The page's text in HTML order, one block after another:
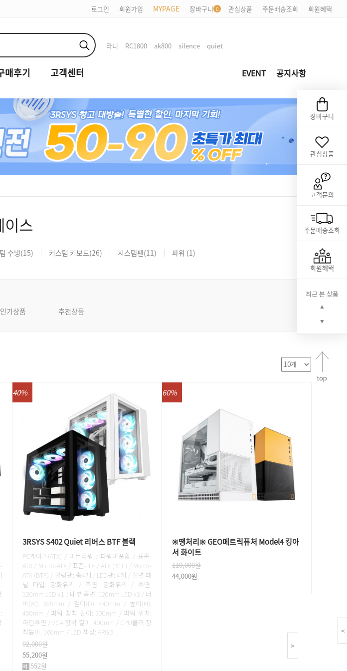
로그인 회원가입 MYPAGE 장바구니 관심상품 주문배송조회 회원혜택
라니 RC1800 ak800 silence quiet
매후기 고객센터 EVENT 공지사항
이스
수냉(15) 커스텀 키보드(26) 시스템팬(11) 파워 (1)
인기상품 추천상품
3RSYS S402 Quiet 리버스 BTF 블랙
PC케이스(ATX) / 미들타워 / 파워미포함 / 표준-
ATX / Micro-ATX / 표준-ITX / ATX (BTF) / Micro-
ATX (BTF) / 쿨링팬: 총4개 / LED팬: 4개 / 전면 패
널 타입: 강화유리 / 측면: 강화유리 / 후면:
120mm LED x1 / 내부 측면: 120mm LED x3 / 너
비(W): 285mm / 깊이(D): 440mm / 높이(H):
400mm / 파워 장착 길이: 200mm / 파워 위치:
하단후면 / VGA 장착 길이: 400mm / CPU쿨러 장
착높이: 160mm / LED 색상: ARGB
92,000원
55,200원
552원
40%
※땡처리※ GEO메트릭퓨처 Model4 킹아
서 화이트
110,000원
44,000원
60%
<
>
장바구니
관심상품
고객문의
주문배송조회
회원혜택
최근 본 상품
▲
▼